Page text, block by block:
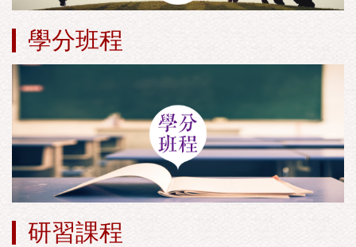
學分班程
研習課程